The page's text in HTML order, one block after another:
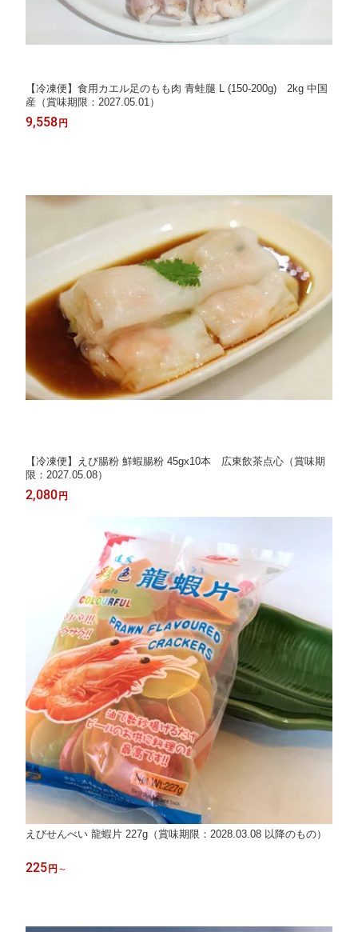
【冷凍便】食用カエル足のもも肉 青蛙腿 L (150-200g) 2kg 中国
産（賞味期限：2027.05.01）
9,558 円
【冷凍便】えび腸粉 鮮蝦腸粉 45gx10本 広東飲茶点心（賞味期
限：2027.05.08）
2,080 円
えびせんべい 龍蝦片 227g（賞味期限：2028.03.08 以降のもの）
225 円 ～